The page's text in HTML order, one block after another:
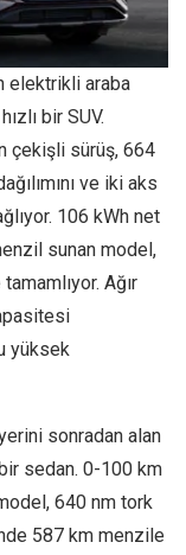
elektrikli araba
bir SUV.
çekişli sürüş, 664
ve iki aks
106 kWh net
sunan model,
Ağır
yüksek
sonradan alan
sedan. 0-100 km
640 nm tork
587 km menzile